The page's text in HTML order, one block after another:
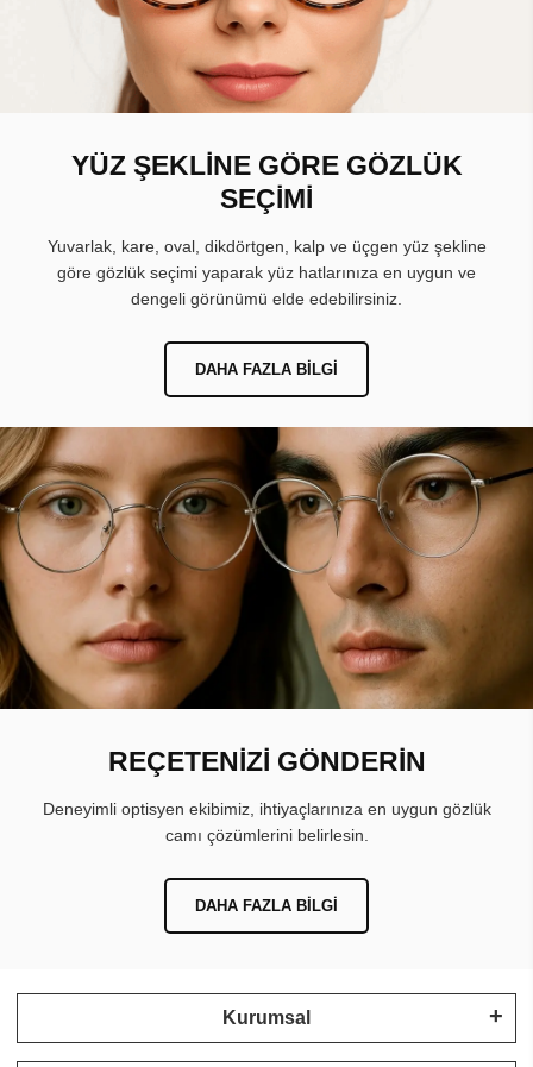
YÜZ ŞEKLİNE GÖRE GÖZLÜK
SEÇİMİ
Yuvarlak, kare, oval, dikdörtgen, kalp ve üçgen yüz şekline
göre gözlük seçimi yaparak yüz hatlarınıza en uygun ve
dengeli görünümü elde edebilirsiniz.
DAHA FAZLA BILGI
REÇETENİZİ GÖNDERİN
Deneyimli optisyen ekibimiz, ihtiyaçlarınıza en uygun gözlük
camı çözümlerini belirlesin.
DAHA FAZLA BILGI
Kurumsal